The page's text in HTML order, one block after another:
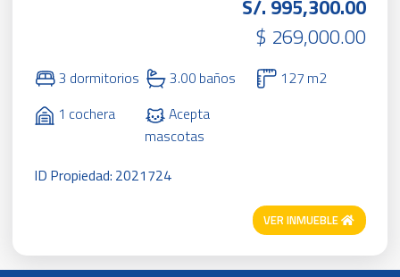
S/. 995,300.00
$ 269,000.00
3 dormitorios 3.00 baños
127 m2
1 cochera
Acepta
mascotas
ID Propiedad: 2021724
VER INMUEBLE